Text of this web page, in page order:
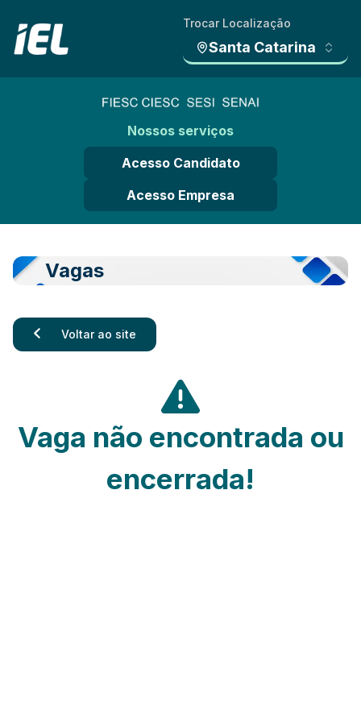
Trocar Localização
Santa Catarina
Nossos serviços
Acesso Candidato
Acesso Empresa
Vagas
Voltar ao site
Vaga não encontrada ou
encerrada!